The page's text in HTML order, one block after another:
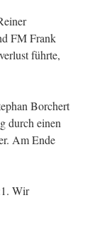
FM Frank
führte,
Borchert
durch einen
Am Ende
Wir